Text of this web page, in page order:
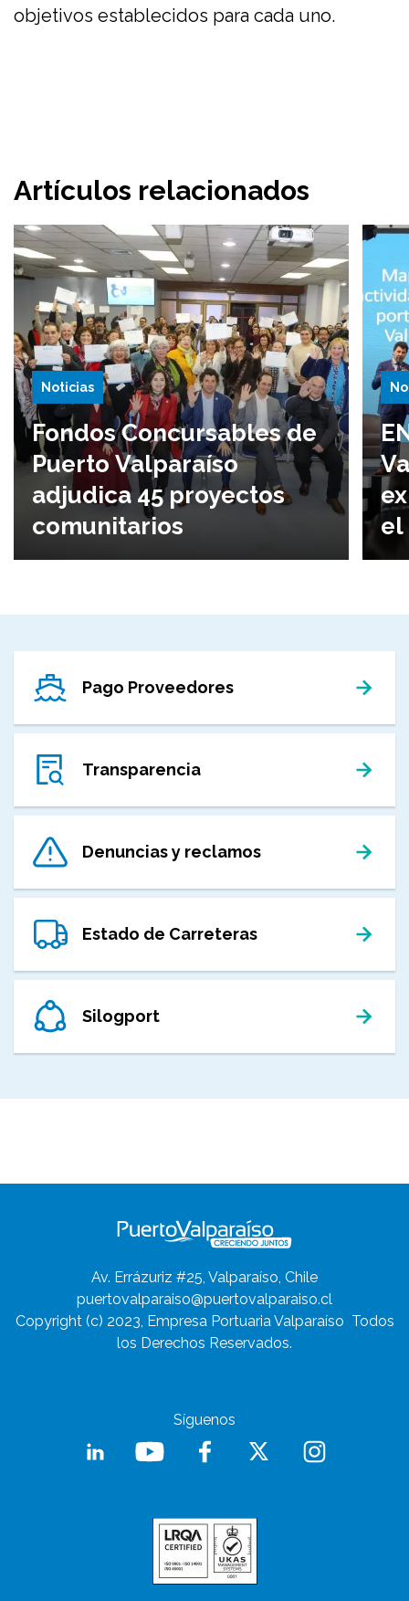
objetivos establecidos para cada uno.
Artículos relacionados
Noticias
Fondos Concursables de
Puerto Valparaíso
adjudica 45 proyectos
comunitarios
el
Pago Proveedores
Transparencia
Denuncias y reclamos
Estado de Carreteras
Silogport
Av. Errázuriz #25, Valparaíso, Chile
puertovalparaiso@puertovalparaiso.cl
Copyright (c) 2023, Empresa Portuaria Valparaíso Todos
los Derechos Reservados.
Síguenos